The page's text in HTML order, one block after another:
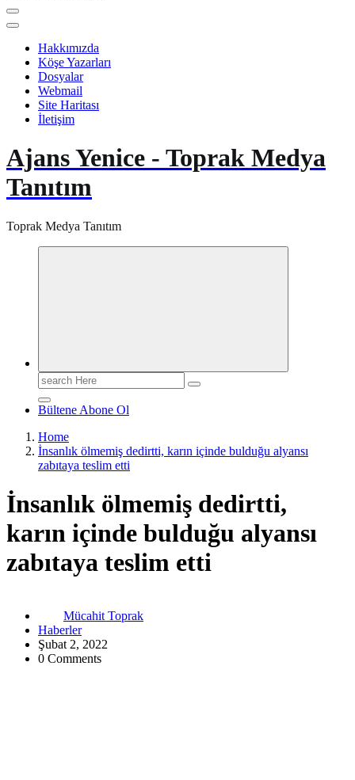
Hakkımızda
Köşe Yazarları
Dosyalar
Webmail
Site Haritası
İletişim
Ajans Yenice - Toprak Medya
Tanıtım
Toprak Medya Tanıtım
Search
for:
Bültene Abone Ol
Home
İnsanlık ölmemiş dedirtti, karın içinde bulduğu alyansı
zabıtaya teslim etti
İnsanlık ölmemiş dedirtti,
karın içinde bulduğu alyansı
zabıtaya teslim etti
Mücahit Toprak
Haberler
Şubat 2, 2022
0 Comments